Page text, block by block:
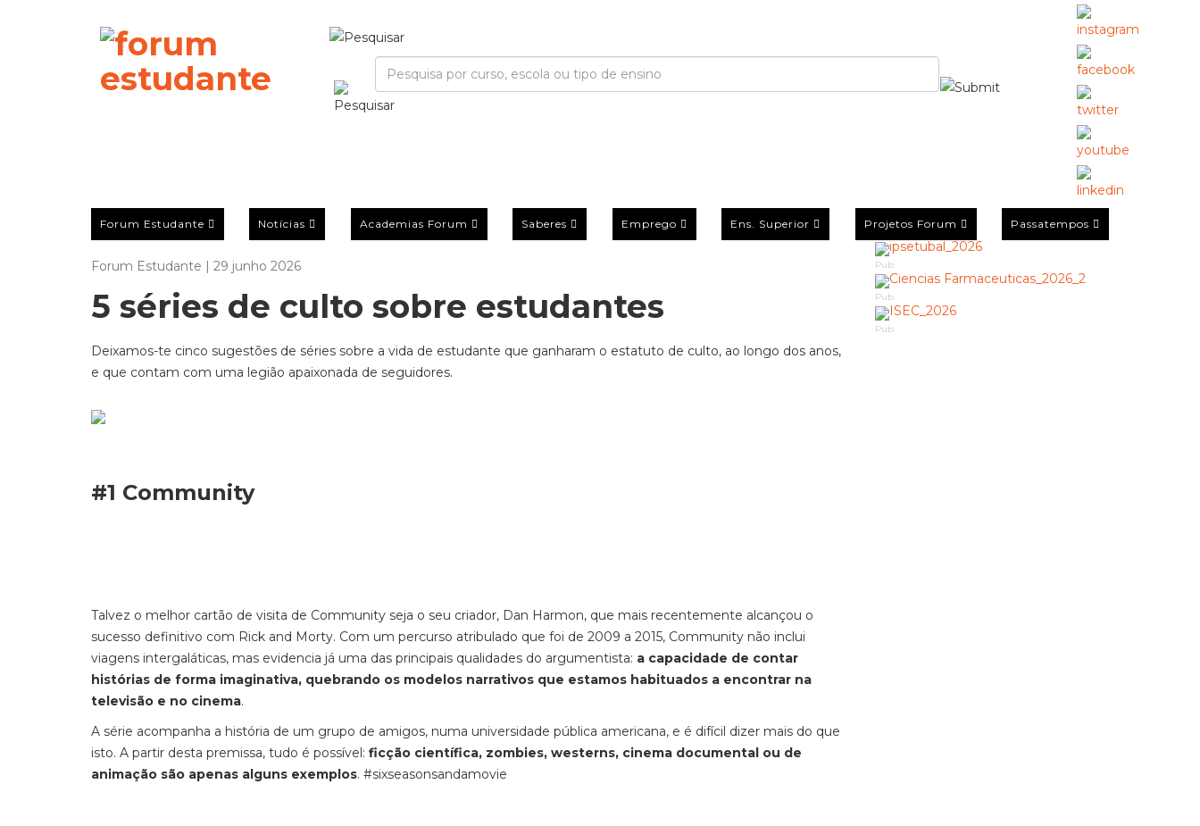
Forum Estudante Notícias Academias Forum Saberes Emprego Ens. Superior Projetos Forum Passatempos
Forum Estudante | 29 junho 2026
5 séries de culto sobre estudantes
Deixamos-te cinco sugestões de séries sobre a vida de estudante que ganharam o estatuto de culto, ao longo dos anos,
e que contam com uma legião apaixonada de seguidores.
#1 Community
Talvez o melhor cartão de visita de Community seja o seu criador, Dan Harmon, que mais recentemente alcançou o
sucesso definitivo com Rick and Morty. Com um percurso atribulado que foi de 2009 a 2015, Community não inclui
viagens intergaláticas, mas evidencia já uma das principais qualidades do argumentista: a capacidade de contar
histórias de forma imaginativa, quebrando os modelos narrativos que estamos habituados a encontrar na
televisão e no cinema.
A série acompanha a história de um grupo de amigos, numa universidade pública americana, e é difícil dizer mais do que
isto. A partir desta premissa, tudo é possível: ficção científica, zombies, westerns, cinema documental ou de
animação são apenas alguns exemplos. #sixseasonsandamovie
Pub
Pub
Pub